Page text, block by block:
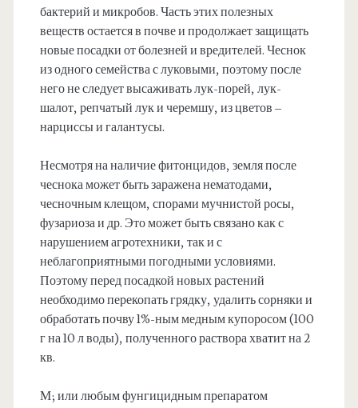
бактерий и микробов. Часть этих полезных
веществ остается в почве и продолжает защищать
новые посадки от болезней и вредителей. Чеснок
из одного семейства с луковыми, поэтому после
него не следует высаживать лук-порей, лук-
шалот, репчатый лук и черемшу, из цветов –
нарциссы и галантусы.
Несмотря на наличие фитонцидов, земля после
чеснока может быть заражена нематодами,
чесночным клещом, спорами мучнистой росы,
фузариоза и др. Это может быть связано как с
нарушением агротехники, так и с
неблагоприятными погодными условиями.
Поэтому перед посадкой новых растений
необходимо перекопать грядку, удалить сорняки и
обработать почву 1%-ным медным купоросом (100
г на 10 л воды), полученного раствора хватит на 2
кв.
М; или любым фунгицидным препаратом